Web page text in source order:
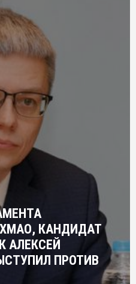
КАНДИДАТ
АЛЕКСЕЙ
ПРОТИВ